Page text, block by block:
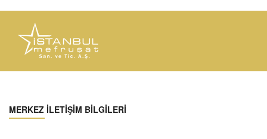
MERKEZ İLETİŞİM BİLGİLERİ